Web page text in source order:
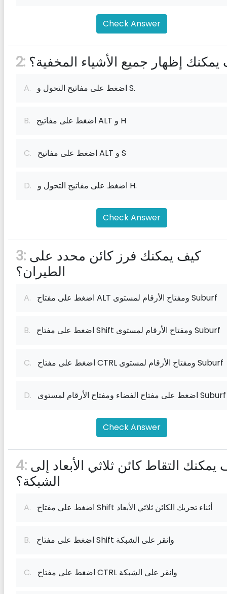
Check Answer
2: إظهار جميع الأشياء المخفية؟
A. اضغط على مفاتيح التحول و S.
B. اضغط على مفاتيح ALT و H
C. اضغط على مفاتيح ALT و S
D. اضغط على مفاتيح التحول و H.
Check Answer
3:
الطيران؟
A. اضغط على مفتاح ALT ومفتاح الأرقام لمستوى Suburf
B. اضغط على مفتاح Shift ومفتاح الأرقام لمستوى Suburf
C. اضغط على مفتاح CTRL ومفتاح الأرقام لمستوى Suburf
D. اضغط على مفتاح الفضاء ومفتاح الأرقام لمستوى Suburf
Check Answer
4:
الشبكة؟
A. اضغط على مفتاح Shift أثناء تحريك الكائن ثلاثي الأبعاد
B. اضغط على مفتاح Shift وانقر على الشبكة
C. اضغط على مفتاح CTRL وانقر على الشبكة